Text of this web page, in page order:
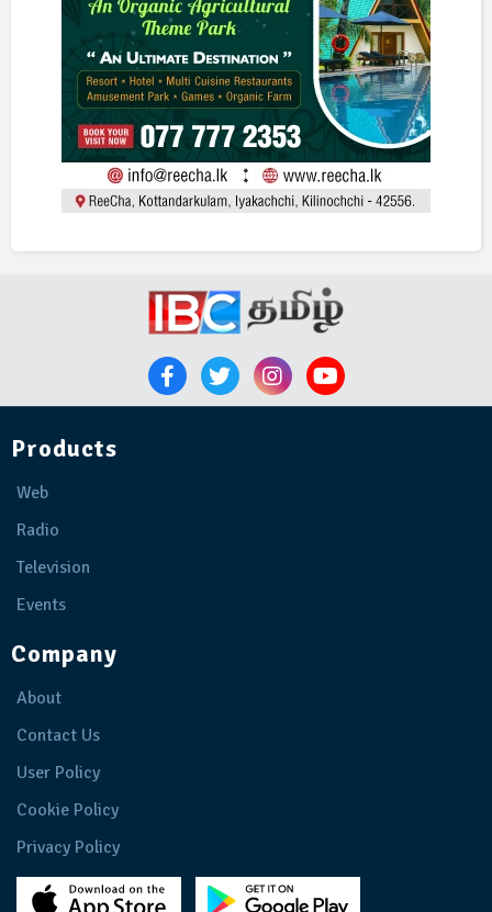
Products
Web
Radio
Television
Events
Company
About
Contact Us
User Policy
Cookie Policy
Privacy Policy